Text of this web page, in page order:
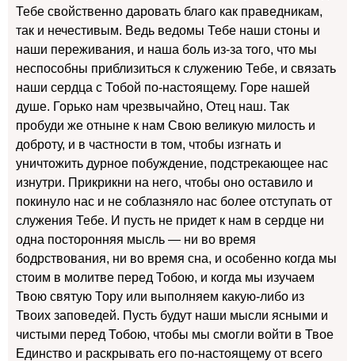
Тебе свойственно даровать благо как праведникам,
так и нечестивым. Ведь ведомы Тебе наши стоны и
наши переживания, и наша боль из-за того, что мы
неспособны приблизиться к служению Тебе, и связать
наши сердца с Тобой по-настоящему. Горе нашей
душе. Горько нам чрезвычайно, Отец наш. Так
пробуди же отныне к нам Свою великую милость и
доброту, и в частности в том, чтобы изгнать и
уничтожить дурное побуждение, подстрекающее нас
изнутри. Прикрикни на него, чтобы оно оставило и
покинуло нас и не соблазняло нас более отступать от
служения Тебе. И пусть не придет к нам в сердце ни
одна посторонняя мысль — ни во время
бодрствования, ни во время сна, и особенно когда мы
стоим в молитве перед Тобою, и когда мы изучаем
Твою святую Тору или выполняем какую-либо из
Твоих заповедей. Пусть будут наши мысли ясными и
чистыми перед Тобою, чтобы мы смогли войти в Твое
Единство и раскрывать его по-настоящему от всего